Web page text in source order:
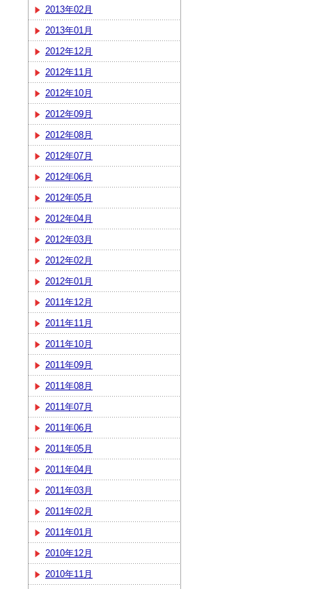
2013年02月
2013年01月
2012年12月
2012年11月
2012年10月
2012年09月
2012年08月
2012年07月
2012年06月
2012年05月
2012年04月
2012年03月
2012年02月
2012年01月
2011年12月
2011年11月
2011年10月
2011年09月
2011年08月
2011年07月
2011年06月
2011年05月
2011年04月
2011年03月
2011年02月
2011年01月
2010年12月
2010年11月